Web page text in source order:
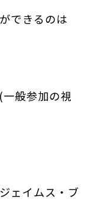
できるのは
般参加の視
ェイムス・ブ